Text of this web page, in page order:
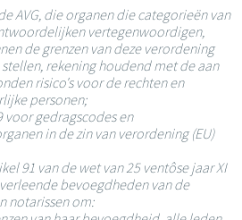
AVG, die organen die categorieën van
vertegenwoordigen,
de grenzen van deze verordening
rekening houdend met de aan
risico's voor de rechten en
personen;
gedragscodes en
in de zin van verordening (EU)
91 van de wet van 25 ventôse jaar XI
bevoegdheden van de
notarissen om: